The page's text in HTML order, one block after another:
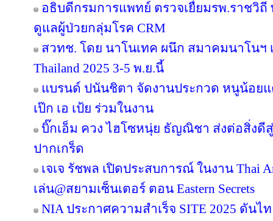
อธิบดีกรมการแพทย์ ตรวจเยื่ยมรพ.ราชวิ
ดูแลผู้ป่วยกลุ่มโรค CRM
สวทช. โดย นาโนเทค ผนึก สมาคมนาโนฯ
Thailand 2025 3-5 พ.ย.นี้
แบรนด์ ปนันชิตา จัดงานประกวด หนูน้อยแ
เป๊ก เอ เป้ย ร่วมในงาน
บิ๊กเอ็ม ควง ไฮโซหนุ่ย ธัญณิชา ส่งต่อสิ่งดี
ปากเกร็ด
เจเจ รัชพล เปิดประสบการณ์ ในงาน Thai
เล่น@สยามเซ็นเตอร์ ตอน Eastern Secrets
NIA ประกาศความสำเร็จ SITE 2025 ดัน